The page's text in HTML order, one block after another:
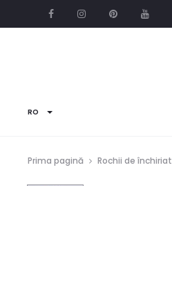
RO
Prima pagină Rochii de închiriat